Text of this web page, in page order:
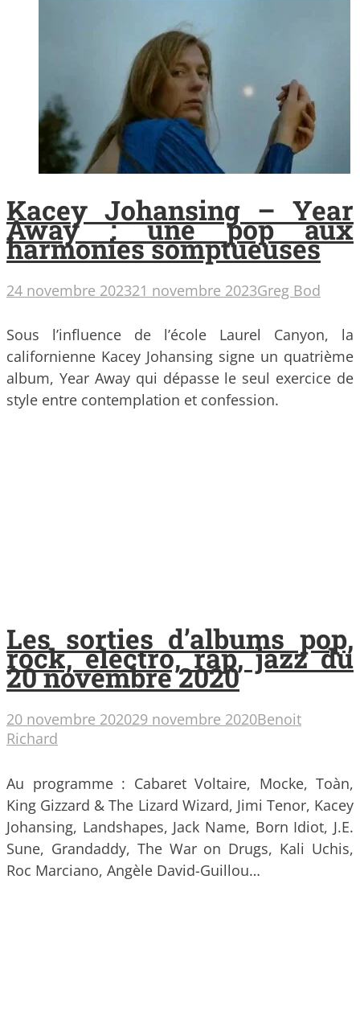
Kacey Johansing – Year
Away : une pop aux
harmonies somptueuses
24 novembre 202321 novembre 2023Greg Bod
Sous l’influence de l’école Laurel Canyon, la
californienne Kacey Johansing signe un quatrième
album, Year Away qui dépasse le seul exercice de
style entre contemplation et confession.
Les sorties d’albums pop,
rock, electro, rap, jazz du
20 novembre 2020
20 novembre 202029 novembre 2020Benoit
Richard
Au programme : Cabaret Voltaire, Mocke, Toàn,
King Gizzard & The Lizard Wizard, Jimi Tenor, Kacey
Johansing, Landshapes, Jack Name, Born Idiot, J.E.
Sune, Grandaddy, The War on Drugs, Kali Uchis,
Roc Marciano, Angèle David-Guillou…